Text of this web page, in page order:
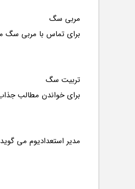
مربی سگ
برای تماس با مربی سگ
تربیت سگ
برای خواندن مطالب